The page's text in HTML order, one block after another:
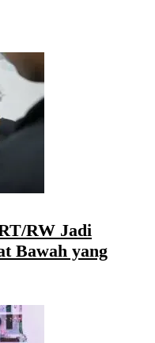
RW Jadi
Bawah yang